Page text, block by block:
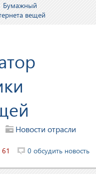
Бумажный
вещей
Новости отрасли
61 0 обсудить новость